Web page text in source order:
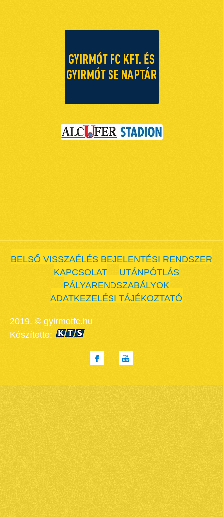
BELSŐ VISSZAÉLÉS BEJELENTÉSI RENDSZER
KAPCSOLAT
UTÁNPÓTLÁS
PÁLYARENDSZABÁLYOK
ADATKEZELÉSI TÁJÉKOZTATÓ
2019. © gyirmotfc.hu
Készítette: